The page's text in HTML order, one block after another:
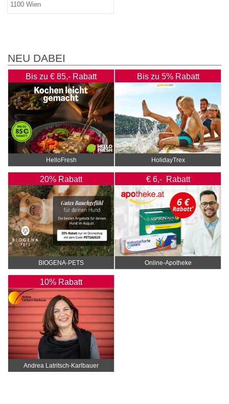
1100 Wien
NEU DABEI
Bis zu € 85,- Rabatt
HelloFresh
Bis zu 5% Rabatt
HolidayTrex
20% Rabatt
BIOGENA-PETS
€ 6,- Rabatt
Online‑Apotheke
10% Rabatt
Andrea Latritsch-Karlbauer